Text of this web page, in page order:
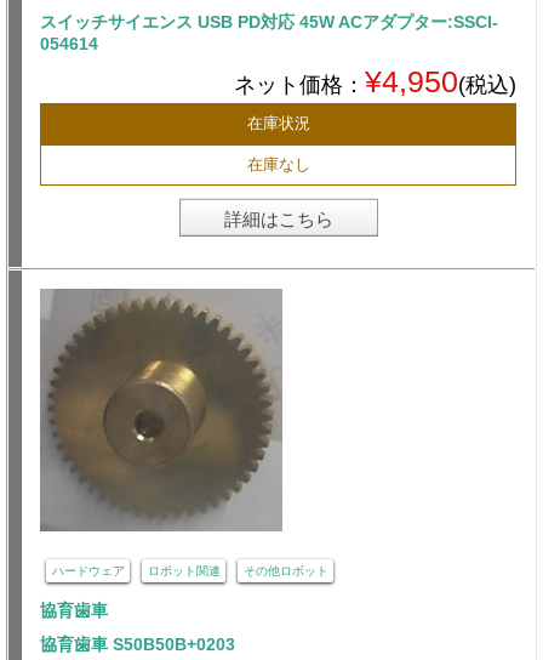
スイッチサイエンス USB PD対応 45W ACアダプター:SSCI-
054614
ネット価格： ¥4,950(税込)
在庫状況
在庫なし
詳細はこちら
ハードウェア ロボット関連 その他ロボット
協育歯車
協育歯車 S50B50B+0203